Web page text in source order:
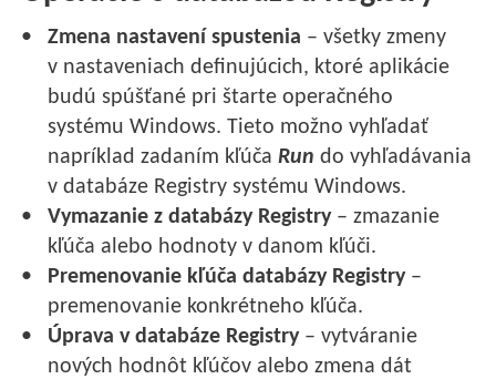
Zmena nastavení spustenia – všetky zmeny
v nastaveniach definujúcich, ktoré aplikácie
budú spúšťané pri štarte operačného
systému Windows. Tieto možno vyhľadať
napríklad zadaním kľúčaRun do vyhľadávania
v databáze Registry systému Windows.
Vymazanie z databázy Registry– zmazanie
kľúča alebo hodnoty v danom kľúči.
Premenovanie kľúča databázy Registry–
premenovanie konkrétneho kľúča.
Úprava v databáze Registry– vytváranie
nových hodnôt kľúčov alebo zmena dát